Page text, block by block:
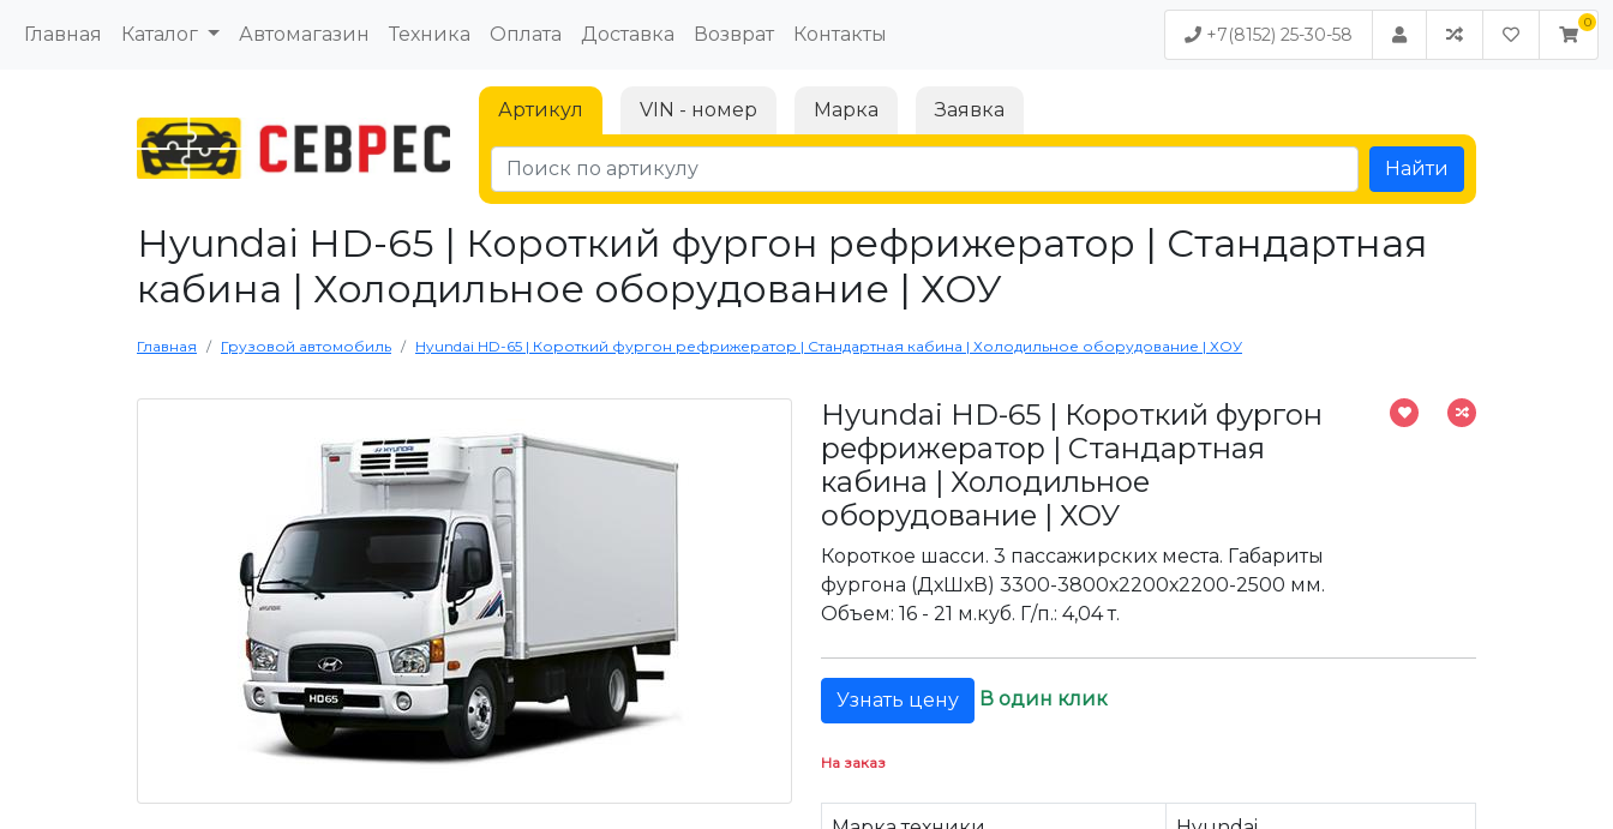
Главная Каталог Автомагазин Техника Оплата Доставка Возврат Контакты +7(8152) 25-30-58
Артикул VIN - номер Марка Заявка
Найти
Hyundai HD-65 | Короткий фургон рефрижератор | Стандартная
кабина | Холодильное оборудование | ХОУ
Главная Грузовой автомобиль Hyundai HD-65 | Короткий фургон рефрижератор | Стандартная кабина | Холодильное оборудование | ХОУ
Hyundai HD-65 | Короткий фургон
рефрижератор | Стандартная
кабина | Холодильное
оборудование | ХОУ
Короткое шасси. 3 пассажирских места. Габариты
фургона (ДхШхВ) 3300-3800х2200х2200-2500 мм.
Объем: 16 - 21 м.куб. Г/п.: 4,04 т.
Узнать цену В один клик
На заказ